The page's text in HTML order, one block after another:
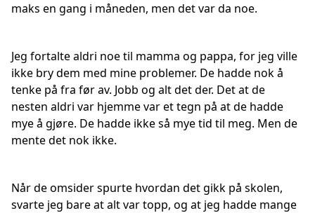
maks en gang i måneden, men det var da noe.
Jeg fortalte aldri noe til mamma og pappa, for jeg ville
ikke bry dem med mine problemer. De hadde nok å
tenke på fra før av. Jobb og alt det der. Det at de
nesten aldri var hjemme var et tegn på at de hadde
mye å gjøre. De hadde ikke så mye tid til meg. Men de
mente det nok ikke.
Når de omsider spurte hvordan det gikk på skolen,
svarte jeg bare at alt var topp, og at jeg hadde mange